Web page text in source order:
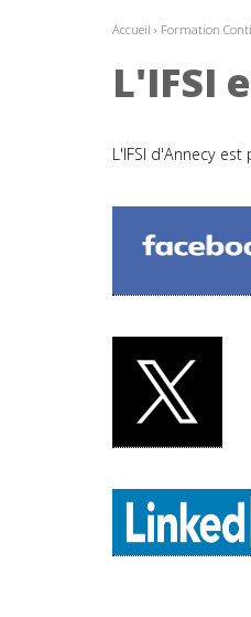
Accueil › Formation
L'IFSI
L'IFSI d'Annecy